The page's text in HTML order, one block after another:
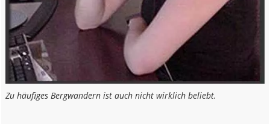
Zu häufiges Bergwandern ist auch nicht wirklich beliebt.